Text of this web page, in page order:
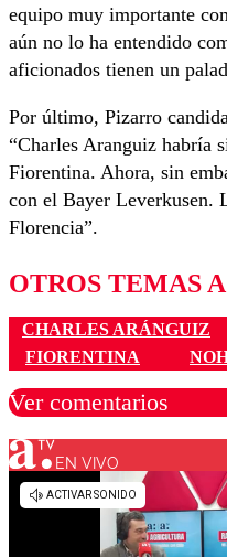
equipo muy importante
aún no lo ha entendido
aficionados tienen un
Por último, Pizarro
“Charles Aranguiz habría
Fiorentina. Ahora, sin
con el Bayer Leverkusen.
Florencia”.
OTROS TEMAS
CHARLES ARÁNGUIZ
FIORENTINA
Ver comentarios
Los comentarios son
EN VIVO